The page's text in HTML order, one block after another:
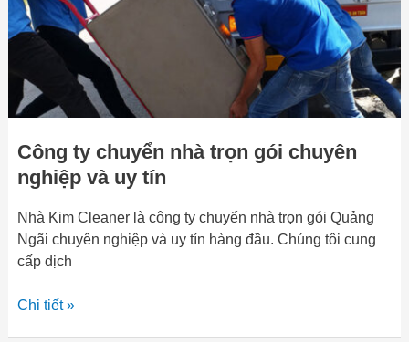
Công ty chuyển nhà trọn gói chuyên
nghiệp và uy tín
Nhà Kim Cleaner là công ty chuyển nhà trọn gói Quảng
Ngãi chuyên nghiệp và uy tín hàng đầu. Chúng tôi cung
cấp dịch
nghiệp
và
tín
Chi tiết »